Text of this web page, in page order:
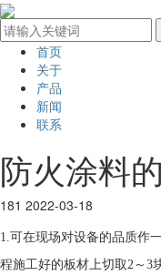
首页
关于
产品
新闻
联系
防火涂料
181 2022-03-18
1.可在现场对设备的品质作
程施工好的板材上切取2～3